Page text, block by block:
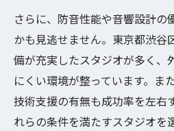
さらに、防音性能や音響設計の
かも見逃せません。東京都渋谷
備が充実したスタジオが多く、
にくい環境が整っています。ま
技術支援の有無も成功率を左右
れらの条件を満たすスタジオを